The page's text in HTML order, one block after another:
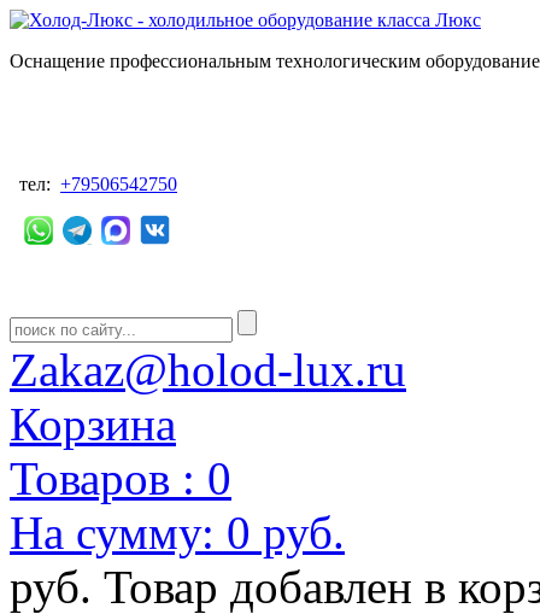
Оснащение профессиональным технологическим
тел: +79506542750
Zakaz@holod-lux.ru
Корзина
Товаров : 0
На сумму: 0 руб.
руб. Товар добавлен в